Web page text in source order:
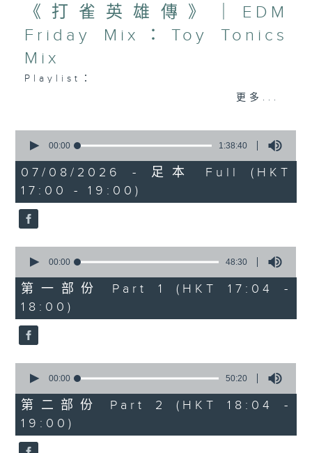
《打雀英雄傳》｜EDM
Friday Mix：Toy Tonics
Mix
Playlist：
.
1730
張敬軒 - 放棄的界限
力臻 - 完美候備
Paula 區子琳 - 給我哀傷的朋友
Feanna 黃淑蔓 - Hey Feanna
Kaelyn - Up & Down
Kacey陳凱琪 - 完全真空
1800
〈音樂大秘寶〉
彬臣の秘寶：張國榮 - 第一次
波盛の秘寶：許冠傑 - 打雀英雄傳
.
1830
〈EDM Friday Mix：Toy Tonics
Mix〉
Fimiani - Cuentame
Davide Dev - Make It Less
ALOT, Carlota Urdiales - Vida
更多...
seconds
1
hour,
38
minutes,
40
seconds
00:00 1:38:40
07/08/2026 - 足本 Full (HKT
17:00 - 19:00)
seconds
48
minutes,
30
seconds
00:00 48:30
第一部份 Part 1 (HKT 17:04 -
18:00)
seconds
50
minutes,
20
seconds
00:00 50:20
第二部份 Part 2 (HKT 18:04 -
19:00)